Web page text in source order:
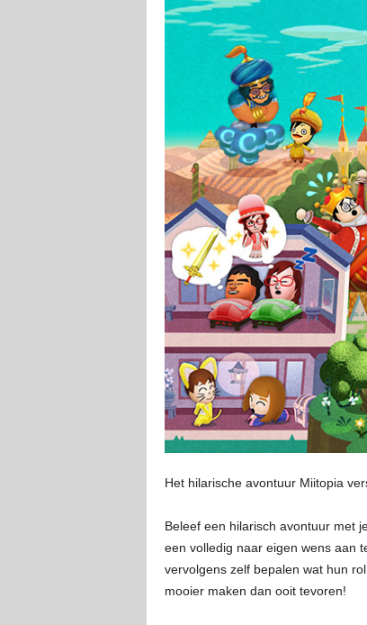
Het hilarische avontuur Miitopia
Beleef een hilarisch avontuur met
een volledig naar eigen wens aan
vervolgens zelf bepalen wat hun
mooier maken dan ooit tevoren!